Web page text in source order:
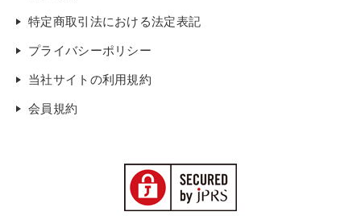
特定商取引法における法定表記
プライバシーポリシー
当社サイトの利用規約
会員規約